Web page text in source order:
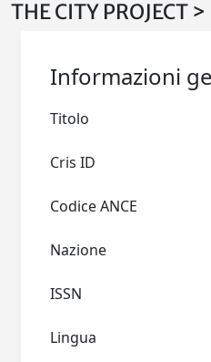
THE CITY PROJECT
Informazioni
Titolo
Cris ID
Codice ANCE
Nazione
ISSN
Lingua